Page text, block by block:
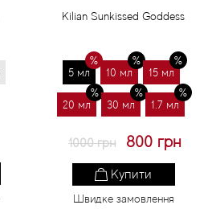
Kilian Sunkissed Goddess
5 мл 10 мл 15 мл
20 мл 30 мл 1.7 мл
1000 грн 800 грн
Купити
Швидке замовлення